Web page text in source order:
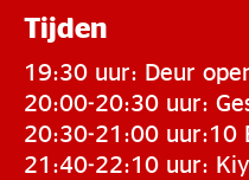
Tijden
19:30 uur: Deur
20:00-20:30 uur:
20:30-21:00 uur:10
21:40-22:10 uur: